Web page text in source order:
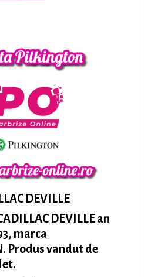
DEVILLE
DEVILLE an
marca
Produs vandut de